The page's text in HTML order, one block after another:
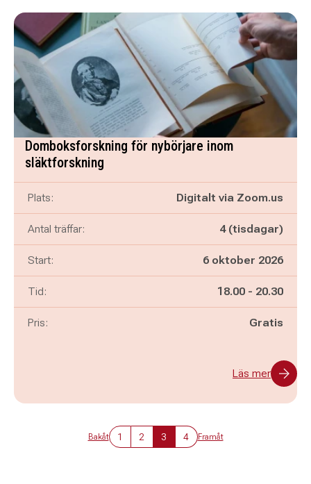
Domboksforskning för nybörjare inom
släktforskning
Plats: Digitalt via Zoom.us
Antal träffar: 4 (tisdagar)
Start: 6 oktober 2026
Tid: Pågår mellan
18.00 - och
20.30
Pris: Gratis
Läs mer
Bakåt 1 2 3 4 Framåt